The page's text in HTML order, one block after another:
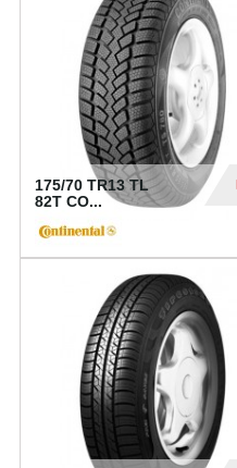
175/70 TR13 TL
82T CO...